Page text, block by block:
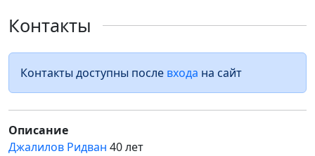
Контакты
Контакты доступны после входа на сайт
Описание
Джалилов Ридван 40 лет